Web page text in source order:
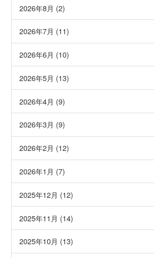
2026年8月 (2)
2026年7月 (11)
2026年6月 (10)
2026年5月 (13)
2026年4月 (9)
2026年3月 (9)
2026年2月 (12)
2026年1月 (7)
2025年12月 (12)
2025年11月 (14)
2025年10月 (13)